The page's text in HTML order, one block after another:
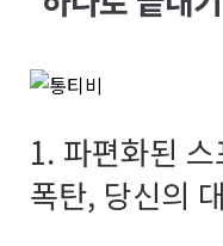
1. 파편화된
폭탄, 당신의